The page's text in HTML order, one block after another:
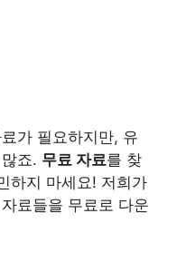
가 필요하지만, 유
죠. 무료 자료를 찾
하지 마세요! 저희가
료들을 무료로 다운